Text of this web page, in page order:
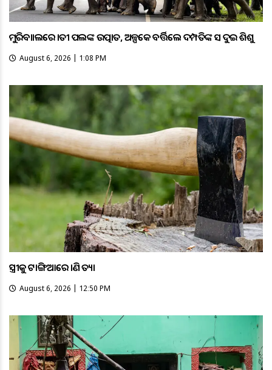
ମୁରିବାହାଲରେ ହାତୀ ପଲଙ୍କ ଉତ୍ପାତ, ଅଳ୍ପକେ ବର୍ତ୍ତିଲେ ଦମ୍ପତିଙ୍କ ସହ ଦୁଇ ଶିଶୁ
August 6, 2026 | 1:08 PM
ସ୍ତ୍ରୀକୁ ଟାଙ୍ଗିଆରେ ହାଣି ହତ୍ୟା
August 6, 2026 | 12:50 PM